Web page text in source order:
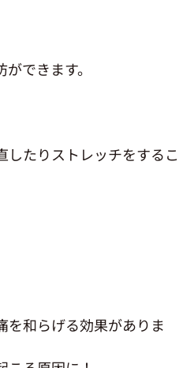
できます。
したりストレッチをするこ
を和らげる効果がありま